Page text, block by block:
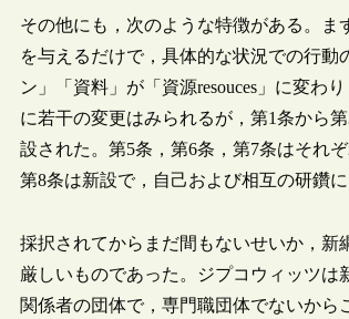
その他にも，次のような特徴がある。
を与えるだけで，具体的な状況での行
ン」「資料」が「資源resouces」に変わ
に若干の変更はみられるが，第1条から
設された。第5条，第6条，第7条はそれ
第8条は新設で，自己および相互の研鑽
採択されてからまだ間もないせいか，新
厳しいものであった。ジプコウィッツは
関係者の団体で，専門職団体でないか